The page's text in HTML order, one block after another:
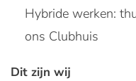
Hybride werken:
ons Clubhuis
Dit zijn wij